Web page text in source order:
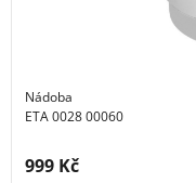
Nádoba
ETA 0028 00060
Cena s DPH:
999 Kč